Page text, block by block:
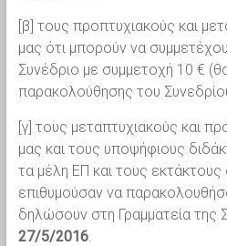
[β] τους προπτυχιακούς και
μας ότι μπορούν να
Συνέδριο με συμμετοχή 10 €
παρακολούθησης του
[γ] τους μεταπτυχιακούς και
μας και τους υποψήφιους
τα μέλη ΕΠ και τους
επιθυμούσαν να
δηλώσουν στη Γραμματεία της
27/5/2016.